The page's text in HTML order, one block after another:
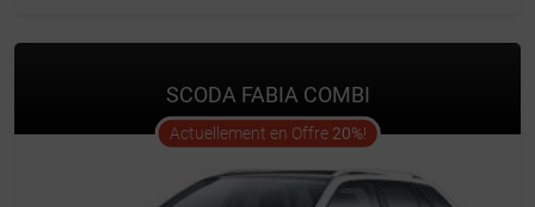
SCODA FABIA COMBI
Actuellement en Offre 20%!offer